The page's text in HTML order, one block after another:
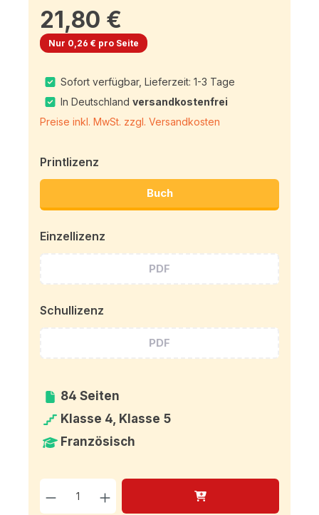
21,80 €
Nur 0,26 € pro Seite
Sofort verfügbar, Lieferzeit: 1-3 Tage
In Deutschlandversandkostenfrei
Preise inkl. MwSt. zzgl. Versandkosten
Printlizenz
Buch
Einzellizenz
PDF
Schullizenz
PDF
84 Seiten
Klasse 4, Klasse 5
Französisch
Produkt Anzahl: Gib den